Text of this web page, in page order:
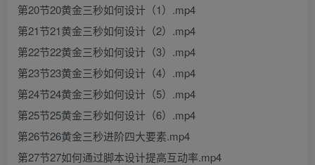
第20节20黄金三秒如何设计（1）.mp4
第21节21黄金三秒如何设计（2）.mp4
第22节22黄金三秒如何设计（3）.mp4
第23节23黄金三秒如何设计（4）.mp4
第24节24黄金三秒如何设计（5）.mp4
第25节25黄金三秒如何设计（6）.mp4
第26节26黄金三秒进阶四大要素.mp4
第27节27如何通过脚本设计提高互动率.mp4